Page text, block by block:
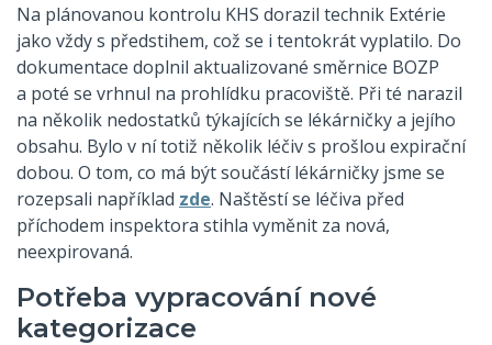
Na plánovanou kontrolu KHS dorazil technik Extérie
jako vždy s předstihem, což se i tentokrát vyplatilo. Do
dokumentace doplnil aktualizované směrnice BOZP
a poté se vrhnul na prohlídku pracoviště. Při té narazil
na několik nedostatků týkajících se lékárničky a jejího
obsahu. Bylo v ní totiž několik léčiv s prošlou expirační
dobou. O tom, co má být součástí lékárničky jsme se
rozepsali například zde. Naštěstí se léčiva před
příchodem inspektora stihla vyměnit za nová,
neexpirovaná.
Potřeba vypracování nové
kategorizace